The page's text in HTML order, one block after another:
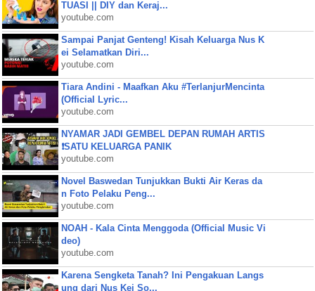
TUASI || DIY dan Keraj...
youtube.com
Sampai Panjat Genteng! Kisah Keluarga Nus K
ei Selamatkan Diri...
youtube.com
Tiara Andini - Maafkan Aku #TerlanjurMencinta
(Official Lyric...
youtube.com
NYAMAR JADI GEMBEL DEPAN RUMAH ARTIS
❗SATU KELUARGA PANIK
youtube.com
Novel Baswedan Tunjukkan Bukti Air Keras da
n Foto Pelaku Peng...
youtube.com
NOAH - Kala Cinta Menggoda (Official Music Vi
deo)
youtube.com
Karena Sengketa Tanah? Ini Pengakuan Langs
ung dari Nus Kei So...